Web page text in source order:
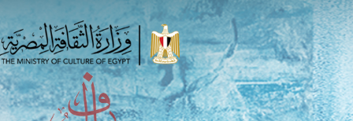
Skip to main content